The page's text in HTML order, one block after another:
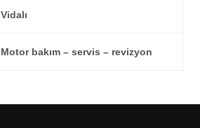
Vidalı
Motor bakım – servis – revizyon